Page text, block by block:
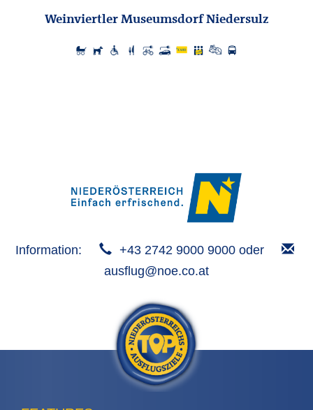
Weinviertler Museumsdorf Niedersulz
Information:
+43 2742 9000 9000 oder
ausflug@noe.co.at